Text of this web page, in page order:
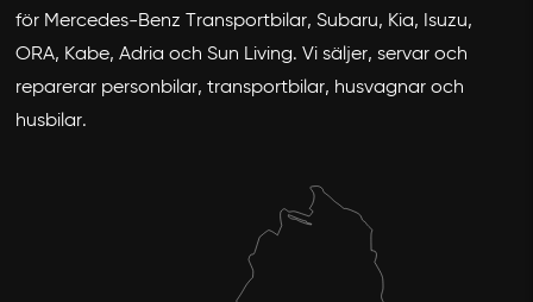
för Mercedes-Benz Transportbilar, Subaru, Kia, Isuzu,
ORA, Kabe, Adria och Sun Living. Vi säljer, servar och
reparerar personbilar, transportbilar, husvagnar och
husbilar.